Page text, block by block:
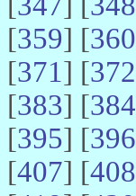
[359] [360
[371] [372
[383] [384
[395] [396
[407] [408